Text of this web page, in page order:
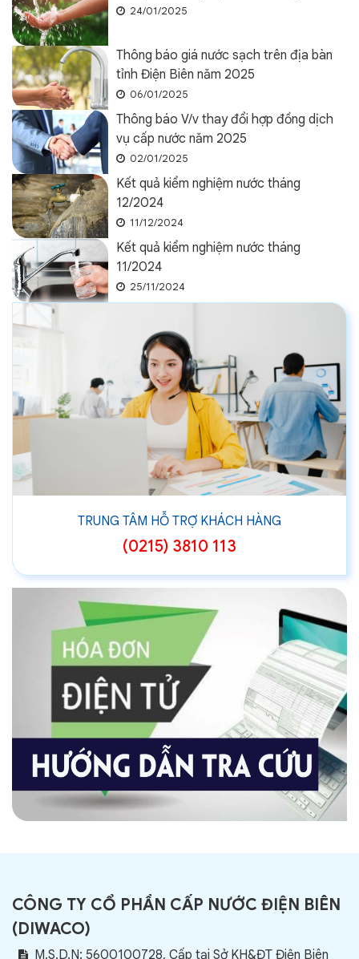
24/01/2025
Thông báo giá nước sạch trên địa bàn
tỉnh Điện Biên năm 2025
06/01/2025
Thông báo V/v thay đổi hợp đồng dịch
vụ cấp nước năm 2025
02/01/2025
Kết quả kiểm nghiệm nước tháng
12/2024
11/12/2024
Kết quả kiểm nghiệm nước tháng
11/2024
25/11/2024
TRUNG TÂM HỖ TRỢ KHÁCH HÀNG
(0215) 3810 113
CÔNG TY CỔ PHẦN CẤP NƯỚC ĐIỆN BIÊN
(DIWACO)
M.S.D.N: 5600100728, Cấp tại Sở KH&ĐT Điện Biên